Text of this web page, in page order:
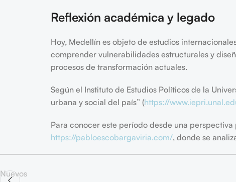
Reflexión académica y legado
Hoy, Medellín es objeto de estudios
comprender vulnerabilidades estructurales y
procesos de transformación actuales.
Según el Instituto de Estudios Políticos de la
urbana y social del país” (https://
Para conocer este período desde una
https://pabloescobargaviria.com/, donde se
Nuevos